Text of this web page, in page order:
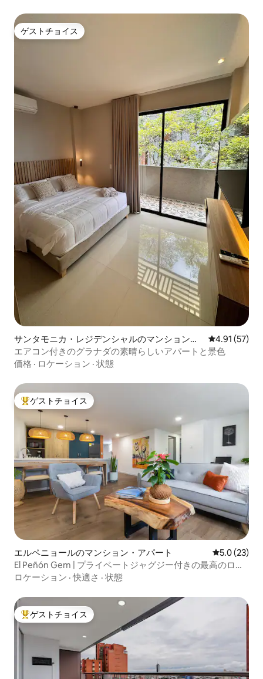
ゲストチョイス
ゲストチョイス
サンタモニカ・レジデンシャルのマンション・
アパート
レビュー57
4.91 (57)
エアコン付きのグラナダの素晴らしいアパートと景色
価格 · ロケーション · 状態
大好評のゲストチョイスです。
ゲストチョイス
エルペニョールのマンション・アパート レビュー23
5.0 (23)
El Peñón Gem | プライベートジャグジー付きの最高のロケ
ーション
ロケーション ·快適さ · 状態
大好評のゲストチョイスです。
ゲストチョイス